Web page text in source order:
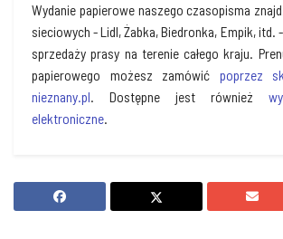
Wydanie papierowe naszego czasopisma
sieciowych - Lidl, Żabka, Biedronka, Empik, itd.
sprzedaży prasy na terenie całego kraju.
papierowego możesz zamówić poprzez
nieznany.pl. Dostępne jest również
elektroniczne.